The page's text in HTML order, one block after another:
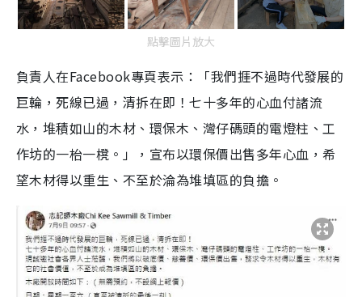
點擊圖片放大
負責人在Facebook專頁表示：「我們捱不過時代發展的
巨輪，死線已過，清拆在即！七十多年的心血付諸流
水，堆積如山的木材、環保木、灣仔碼頭的電燈柱、工
作坊的一枱一櫈。」，宣布以環保價出售多年心血，希
望木材得以重生、不至於淪為堆填區的負擔。